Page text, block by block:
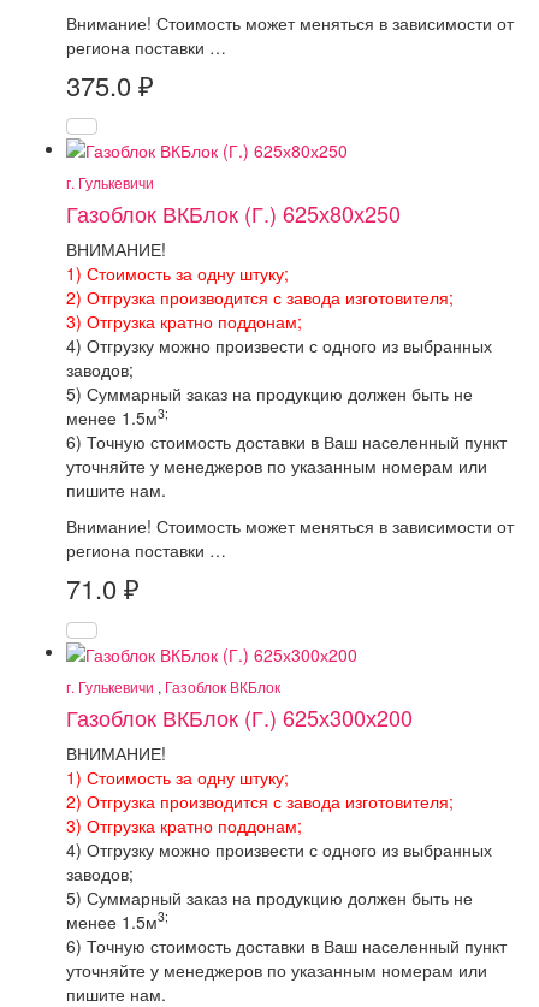
Внимание! Стоимость может меняться в зависимости от
региона поставки …
375.0 ₽
г. Гулькевичи
Газоблок ВКБлок (Г.) 625х80х250
ВНИМАНИЕ!
1) Стоимость за одну штуку;
2) Отгрузка производится с завода изготовителя;
3) Отгрузка кратно поддонам;
4) Отгрузку можно произвести с одного из выбранных
заводов;
5) Суммарный заказ на продукцию должен быть не
менее 1.5м3;
6) Точную стоимость доставки в Ваш населенный пункт
уточняйте у менеджеров по указанным номерам или
пишите нам.
Внимание! Стоимость может меняться в зависимости от
региона поставки …
71.0 ₽
г. Гулькевичи , Газоблок ВКБлок
Газоблок ВКБлок (Г.) 625х300х200
ВНИМАНИЕ!
1) Стоимость за одну штуку;
2) Отгрузка производится с завода изготовителя;
3) Отгрузка кратно поддонам;
4) Отгрузку можно произвести с одного из выбранных
заводов;
5) Суммарный заказ на продукцию должен быть не
менее 1.5м3;
6) Точную стоимость доставки в Ваш населенный пункт
уточняйте у менеджеров по указанным номерам или
пишите нам.